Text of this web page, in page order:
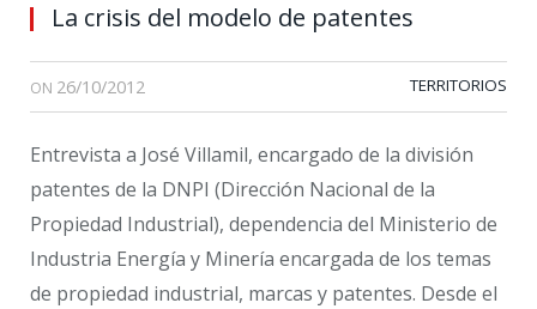
La crisis del modelo de patentes
ON 26/10/2012 TERRITORIOS
Entrevista a José Villamil, encargado de la división
patentes de la DNPI (Dirección Nacional de la
Propiedad Industrial), dependencia del Ministerio de
Industria Energía y Minería encargada de los temas
de propiedad industrial, marcas y patentes. Desde el